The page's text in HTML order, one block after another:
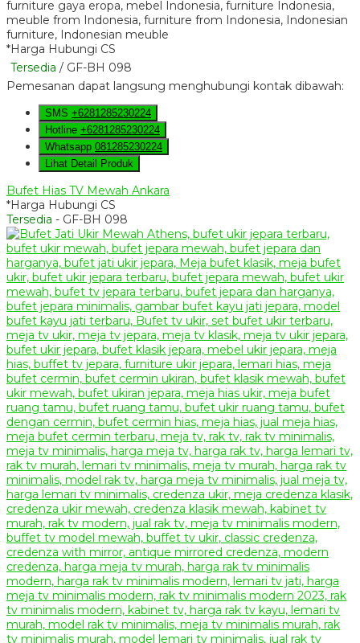
*Harga Hubungi CS
Tersedia / GF-BH 098
Pemesanan dapat langsung menghubungi kontak dibawah:
SMS +6281285230224
Hotline +6281285230224
Whatsapp 081285230224
Lihat Detail Produk
Bufet Hias TV Mewah Ankara
*Harga Hubungi CS
Tersedia - GF-BH 098